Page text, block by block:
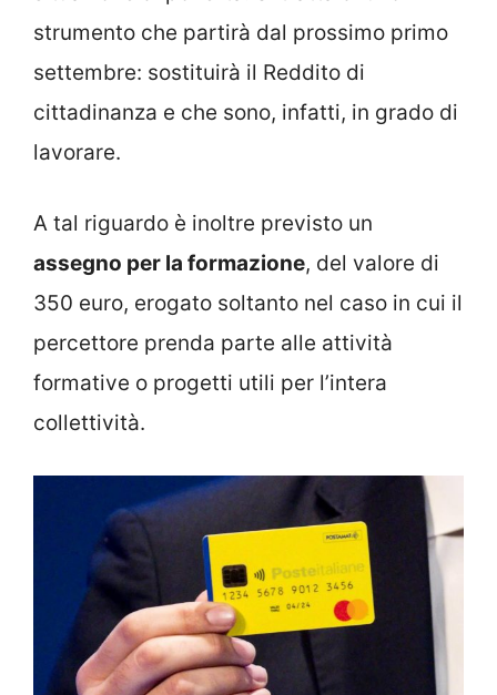
strumento che partirà dal prossimo primo
settembre: sostituirà il Reddito di
cittadinanza e che sono, infatti, in grado di
lavorare.
A tal riguardo è inoltre previsto un
assegno per la formazione, del valore di
350 euro, erogato soltanto nel caso in cui il
percettore prenda parte alle attività
formative o progetti utili per l’intera
collettività.